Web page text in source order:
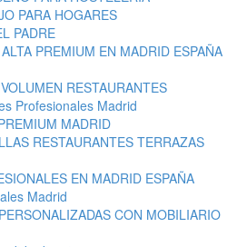
PARA HOGARES
PADRE
PREMIUM EN MADRID ESPAÑA
RESTAURANTES
Profesionales Madrid
MADRID
RESTAURANTES TERRAZAS
EN MADRID ESPAÑA
Madrid
CON MOBILIARIO